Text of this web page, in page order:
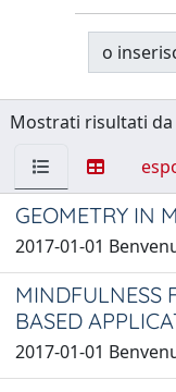
o
Mostrati risultati da
GEOMETRY IN
2017-01-01
MINDFULNESS
BASED
2017-01-01